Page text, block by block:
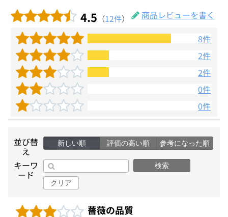
4.5 （12件）
商品レビューを書く
8件
2件
2件
0件
0件
並び替
え
新しい順 評価の高い順 参考になった順
キーワ
ード
検索
クリア
薔薇の品質